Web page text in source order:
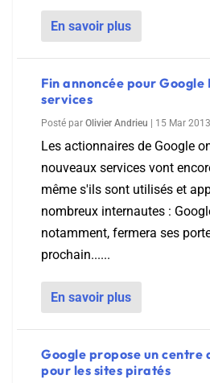
En savoir plus
Fin annoncée pour Google
services
Posté par Olivier Andrieu 15 Mar 2013
Les actionnaires de Google
nouveaux services vont
même s'ils sont utilisés et
nombreux internautes :
notamment, fermera ses
prochain......
En savoir plus
Google propose un centre
pour les sites piratés